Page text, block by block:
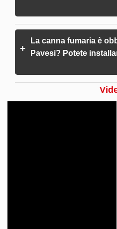
+
La canna fumaria è
Pavesi? Potete